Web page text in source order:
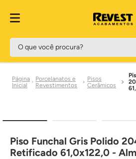
O que você procura?
Porcelanatos e
Revestimentos
Pisos
Cerâmicos
Piso Funchal Gris Polido
Retificado 61,0x122,0 -